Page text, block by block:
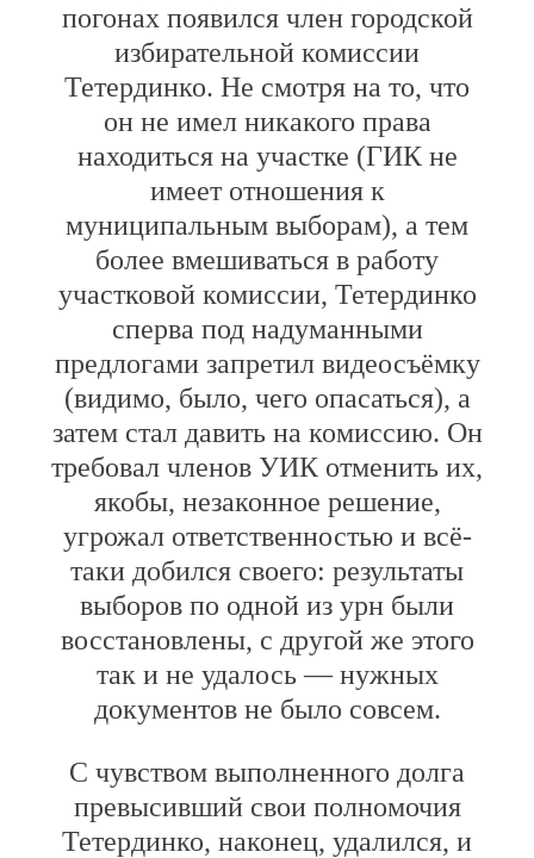
погонах появился член городской
избирательной комиссии
Тетердинко. Не смотря на то, что
он не имел никакого права
находиться на участке (ГИК не
имеет отношения к
муниципальным выборам), а тем
более вмешиваться в работу
участковой комиссии, Тетердинко
сперва под надуманными
предлогами запретил видеосъёмку
(видимо, было, чего опасаться), а
затем стал давить на комиссию. Он
требовал членов УИК отменить их,
якобы, незаконное решение,
угрожал ответственностью и всё-
таки добился своего: результаты
выборов по одной из урн были
восстановлены, с другой же этого
так и не удалось — нужных
документов не было совсем.
С чувством выполненного долга
превысивший свои полномочия
Тетердинко, наконец, удалился, и